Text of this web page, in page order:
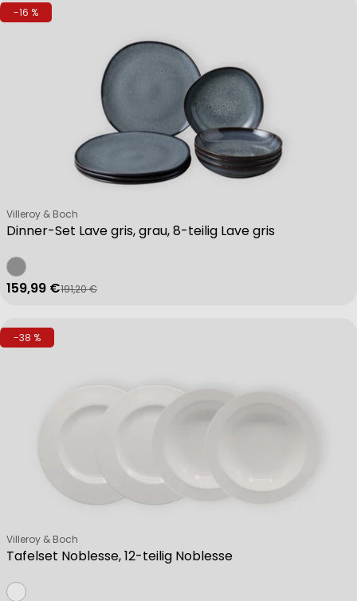
-16 %
Dinner-Set Lave gris, grau, 8-teilig Lave gris
Verkäufer:
Villeroy & Boch
Verkaufspreis
159,99 €
Regulärer Preis
191,20 €
-38 %
Tafelset Noblesse, 12-teilig Noblesse
Verkäufer:
Villeroy & Boch